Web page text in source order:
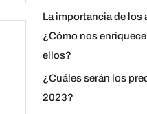
La importancia de los
¿Cómo nos
ellos?
¿Cuáles serán los
2023?